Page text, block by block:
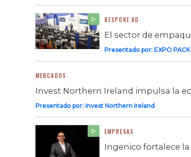
BESPOKE AD
El sector de
Presentado por: EXPO PACK
MERCADOS
Invest Northern Ireland impulsa la
Presentado por: Invest Northern Ireland
EMPRESAS
Ingenico fortalece